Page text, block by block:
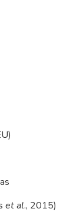
et al., 2015)